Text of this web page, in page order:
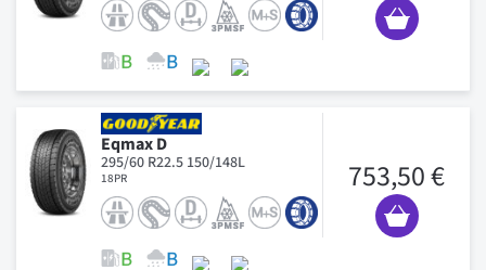
Eqmax D
295/60 R22.5 150/148L
18PR 753,50 €